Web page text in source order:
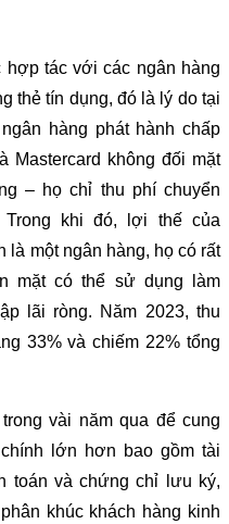
tác với các ngân hàng
thẻ tín dụng, đó là lý do tại
hàng phát hành chấp
Mastercard không đối mặt
– họ chỉ thu phí chuyển
khi đó, lợi thế của
là một ngân hàng, họ có rất
mặt có thể sử dụng làm
lãi ròng. Năm 2023, thu
33% và chiếm 22% tổng
vài năm qua để cung
lớn hơn bao gồm tài
toán và chứng chỉ lưu ký,
khúc khách hàng kinh